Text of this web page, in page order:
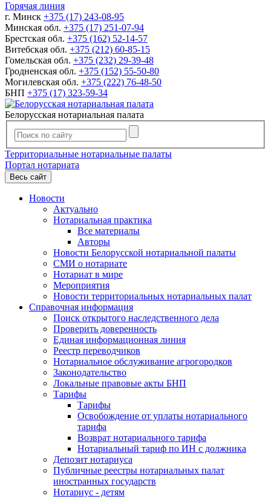
Горячая линия
г. Минск +375 (17) 243-08-95
Минская обл. +375 (17) 251-07-94
Брестская обл. +375 (162) 52-14-57
Витебская обл. +375 (212) 60-85-15
Гомельская обл. +375 (232) 29-39-48
Гродненская обл. +375 (152) 55-50-80
Могилевская обл. +375 (222) 76-48-50
БНП +375 (17) 323-59-34
Белорусская нотариальная палата
Территориальные нотариальные палаты
Портал нотариата
Весь сайт
Новости
Актуально
Нотариальная практика
Все материалы
Авторы
Новости Белорусской нотариальной палаты
СМИ о нотариате
Нотариат в мире
Мероприятия
Новости территориальных нотариальных палат
Справочная информация
Поиск открытого наследственного дела
Проверить доверенность
Единая информационная линия
Реестр переводчиков
Нотариальное обслуживание агрогородков
Законодательство
Локальные правовые акты БНП
Тарифы
Тарифы
Освобождение от уплаты нотариального
тарифа
Возврат нотариального тарифа
Нотариальный тариф по ИН с должника
Депозит нотариуса
Публичные реестры нотариальных палат
иностранных государств
Нотариус - детям